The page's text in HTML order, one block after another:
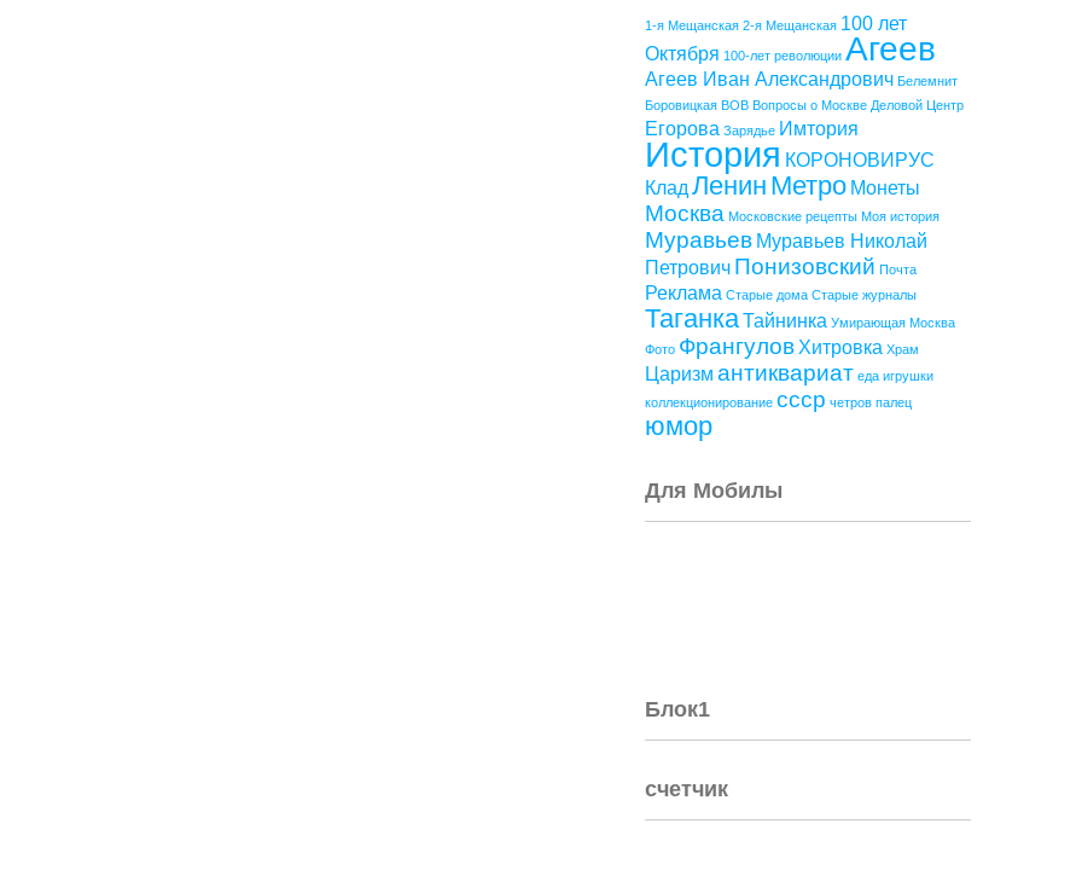
1-я Мещанская 2-я Мещанская 100 лет
Октября 100-лет революции Агеев
Агеев Иван Александрович Белемнит
Боровицкая ВОВ Вопросы о Москве Деловой Центр
Егорова Зарядье Имтория
История КОРОНОВИРУС
Клад Ленин Метро Монеты
Москва Московские рецепты Моя история
Муравьев Муравьев Николай
Петрович Понизовский Почта
Реклама Старые дома Старые журналы
ТаганкаТайнинка Умирающая Москва
Фото Франгулов Хитровка Храм
Царизм антиквариат еда игрушки
коллекционирование ссср четров палец
юмор
Для Мобилы
Блок1
счетчик